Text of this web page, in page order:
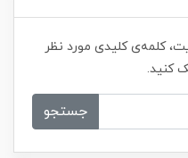
کلمه‌ی کلیدی مورد نظر
کنید.
جستجو